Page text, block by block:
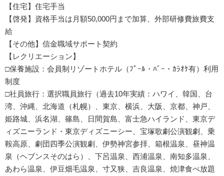
【住宅】住宅手当
【啓発】資格手当は月額50,000円まで加算、外部研修費旅費支
給
【その他】信金職域サポート契約
【レクリエーション】
□保養施設：会員制リゾートホテル（ﾌﾟｰﾙ・ﾊﾞｰ・ｶﾗｵｹ有）利用
制度
□社員旅行：選択職員旅行（過去10年実績：ハワイ、韓国、台
湾、沖縄、北海道（札幌）、東京、横浜、大阪、京都、神戸、
姫路城、浜名湖、篠島、日間賀島、富士急ハイランド、東京デ
ィズニーランド・東京ディズニーシー、宝塚歌劇公演観劇、乗
鞍高原、劇団四季公演観劇、伊勢神宮参拝、箱根温泉、昼神温
泉（ヘブンスそのはら）、下呂温泉、西浦温泉、南知多温泉、
あわら温泉、伊豆畑毛温泉、寸又狭、吉良温泉、焼津食べ放題